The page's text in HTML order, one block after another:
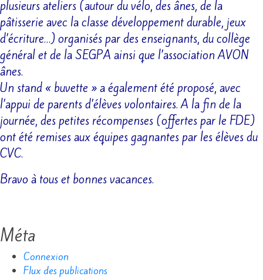
plusieurs ateliers (autour du vélo, des ânes, de la
pâtisserie avec la classe développement durable, jeux
d’écriture…) organisés par des enseignants, du collège
général et de la SEGPA ainsi que l’association AVON
ânes.
Un stand « buvette » a également été proposé, avec
l’appui de parents d’élèves volontaires. A la fin de la
journée, des petites récompenses (offertes par le FDE)
ont été remises aux équipes gagnantes par les élèves du
CVC.
Bravo à tous et bonnes vacances.
Méta
Connexion
Flux des publications